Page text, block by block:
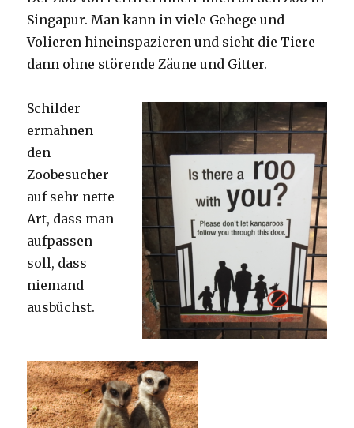
Singapur. Man kann in viele Gehege und
Volieren hineinspazieren und sieht die Tiere
dann ohne störende Zäune und Gitter.
Schilder
ermahnen
den
Zoobesucher
auf sehr nette
Art, dass man
aufpassen
soll, dass
niemand
ausbüchst.